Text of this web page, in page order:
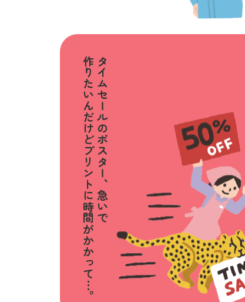
タイムセールのポスター、
急いで
作りたいんだけど
プリントに時間がかかって︙。